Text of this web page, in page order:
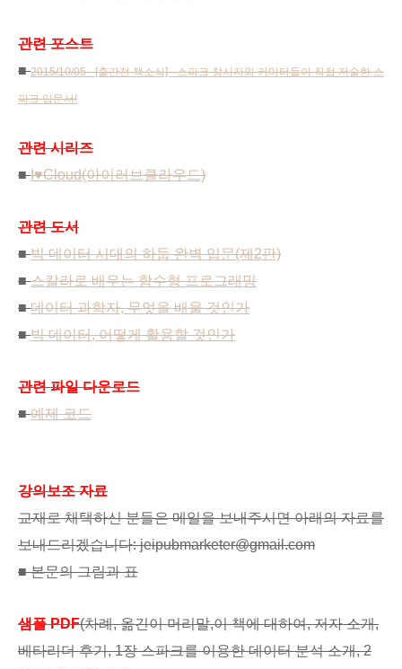
관련 포스트
■2015/10/05 - [출간전 책소식] - 스파크 창시자와 커미터들이 직접 저술한 스
파크 입문서!
관련 시리즈
■I♥Cloud(아이러브클라우드)
관련 도서
■빅 데이터 시대의 하둡 완벽 입문(제2판)
■스칼라로 배우는 함수형 프로그래밍
■데이터 과학자, 무엇을 배울 것인가
■빅 데이터, 어떻게 활용할 것인가
관련 파일 다운로드
■예제 코드
강의보조 자료
교재로 채택하신 분들은 메일을 보내주시면 아래의 자료를
보내드리겠습니다: jeipubmarketer@gmail.com
■ 본문의 그림과 표
샘플 PDF(차례, 옮긴이 머리말,이 책에 대하여, 저자 소개,
베타리더 후기, 1장 스파크를 이용한 데이터 분석 소개, 2